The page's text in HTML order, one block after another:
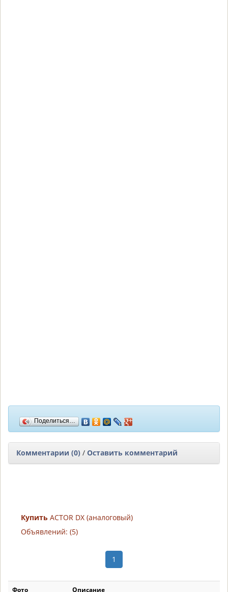
Поделиться…
Комментарии (0) / Оставить комментарий
Купить ACTOR DX (аналоговый)
Объявлений: (5)
1
Фото Описание